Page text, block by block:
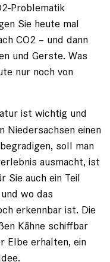
Problematik
Sie heute mal
CO2 – und dann
und Gerste. Was
nur noch von
ist wichtig und
Niedersachsen einen
soll man
ausmacht, ist
Sie auch ein Teil
wo das
erkennbar ist. Die
Kähne schiffbar
Elbe erhalten, ein